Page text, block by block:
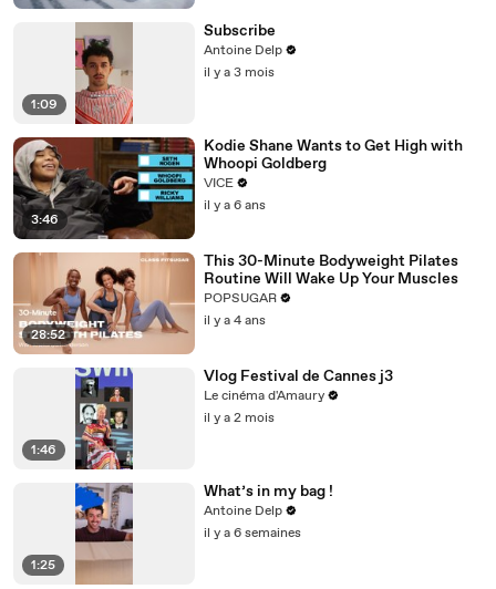
1:09
Subscribe
Antoine Delp
il y a 3 mois
3:46
Kodie Shane Wants to Get High with
Whoopi Goldberg
VICE
il y a 6 ans
28:52
This 30-Minute Bodyweight Pilates
Routine Will Wake Up Your Muscles
POPSUGAR
il y a 4 ans
1:46
Vlog Festival de Cannes j3
Le cinéma d'Amaury
il y a 2 mois
1:25
What’s in my bag !
Antoine Delp
il y a 6 semaines